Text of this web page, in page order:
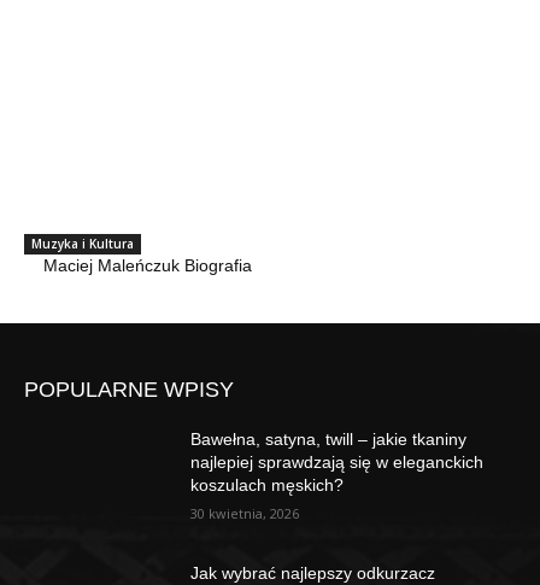
Muzyka i Kultura
Maciej Maleńczuk Biografia
POPULARNE WPISY
Bawełna, satyna, twill – jakie tkaniny
najlepiej sprawdzają się w eleganckich
koszulach męskich?
30 kwietnia, 2026
Jak wybrać najlepszy odkurzacz